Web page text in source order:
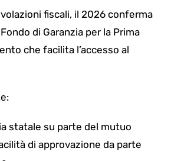
fiscali, il 2026 conferma
di Garanzia per la Prima
che facilita l’accesso al
statale su parte del mutuo
di approvazione da parte